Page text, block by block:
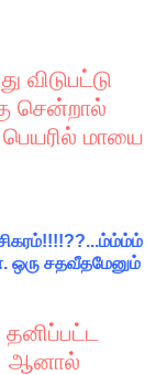
விடுபட்டு
சென்றால்
மாயை
ஒரு சதவீதமேனும்
ஆனால்